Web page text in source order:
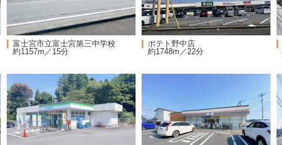
富士宮市立富士宮第三中学校
約1157m／15分
ポテト野中店
約1748m／22分